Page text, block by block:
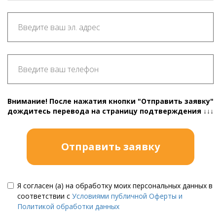
Внимание! После нажатия кнопки "Отправить заявку"
дождитесь перевода на страницу подтверждения ↓↓↓
Отправить заявку
Я согласен (а) на обработку моих персональных данных в
соответствии с Условиями публичной Оферты и
Политикой обработки данных